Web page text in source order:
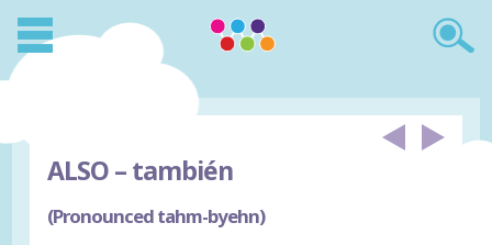
ALSO –también
(Pronounced tahm-byehn)